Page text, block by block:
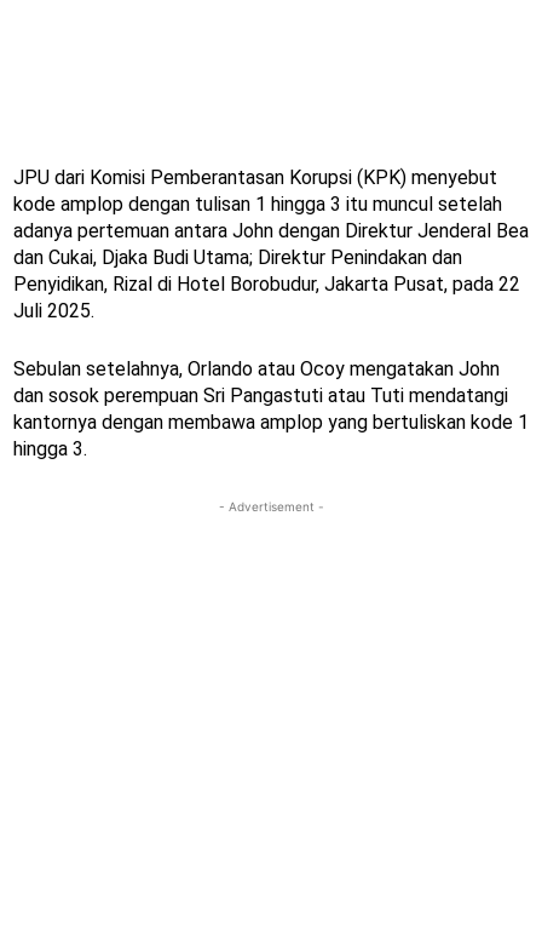
JPU dari Komisi Pemberantasan Korupsi (KPK) menyebut
kode amplop dengan tulisan 1 hingga 3 itu muncul setelah
adanya pertemuan antara John dengan Direktur Jenderal Bea
dan Cukai, Djaka Budi Utama; Direktur Penindakan dan
Penyidikan, Rizal di Hotel Borobudur, Jakarta Pusat, pada 22
Juli 2025.
Sebulan setelahnya, Orlando atau Ocoy mengatakan John
dan sosok perempuan Sri Pangastuti atau Tuti mendatangi
kantornya dengan membawa amplop yang bertuliskan kode 1
hingga 3.
- Advertisement -